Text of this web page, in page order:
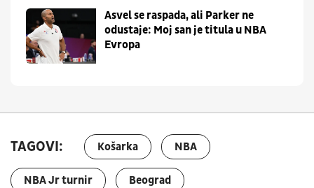
Asvel se raspada, ali Parker ne
odustaje: Moj san je titula u NBA
Evropa
TAGOVI: Košarka NBA
NBA Jr turnir Beograd